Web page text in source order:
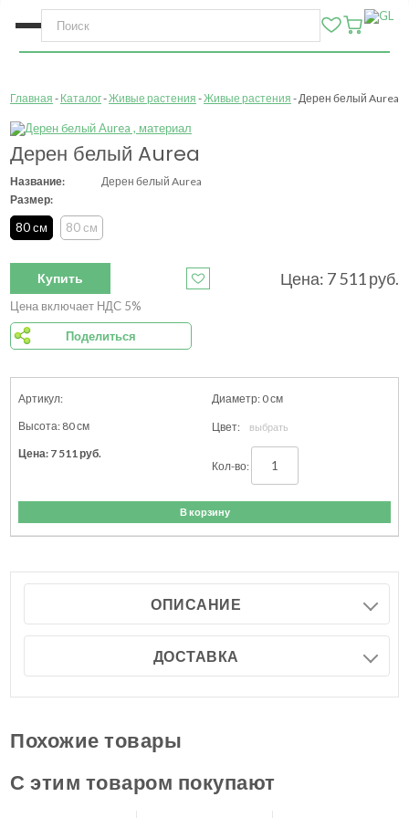
Главная Каталог Живые растения Живые растения Дерен белый Aurea
Дерен белый Aurea
Название:
Дерен белый Aurea
Размер:
80 см 80 см
Купить Цена: 7 511руб.
Цена включает НДС 5%
Поделиться
0см
80см
7 511руб.
В корзину
ОПИСАНИЕ
ДОСТАВКА
Похожие товары
С этим товаром покупают